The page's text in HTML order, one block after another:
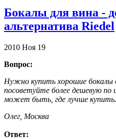
Бокалы для вина -
альтернатива Riedel
2010 Ноя 19
Вопрос:
Нужно купить хорошие бокалы
посоветуйте более дешевую по
может быть, где лучше купить.
Олег, Москва
Ответ: